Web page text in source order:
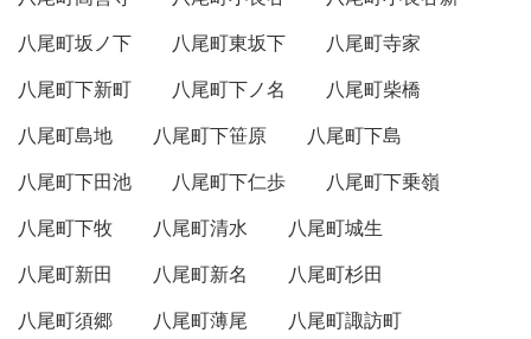
八尾町坂ノ下
八尾町東坂下
八尾町寺家
八尾町下新町
八尾町下ノ名
八尾町柴橋
八尾町島地
八尾町下笹原
八尾町下島
八尾町下田池
八尾町下仁歩
八尾町下乗嶺
八尾町下牧
八尾町清水
八尾町城生
八尾町新田
八尾町新名
八尾町杉田
八尾町須郷
八尾町薄尾
八尾町諏訪町